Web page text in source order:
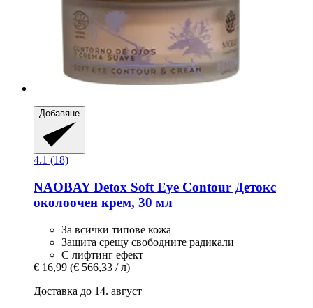
Добавяне
4.1 (18)
NAOBAYDetox Soft Eye Contour Детокс
околоочен крем, 30 мл
За всички типове кожа
Защита срещу свободните радикали
С лифтинг ефект
€ 16,99 (€ 566,33 / л)
Доставка до 14. август